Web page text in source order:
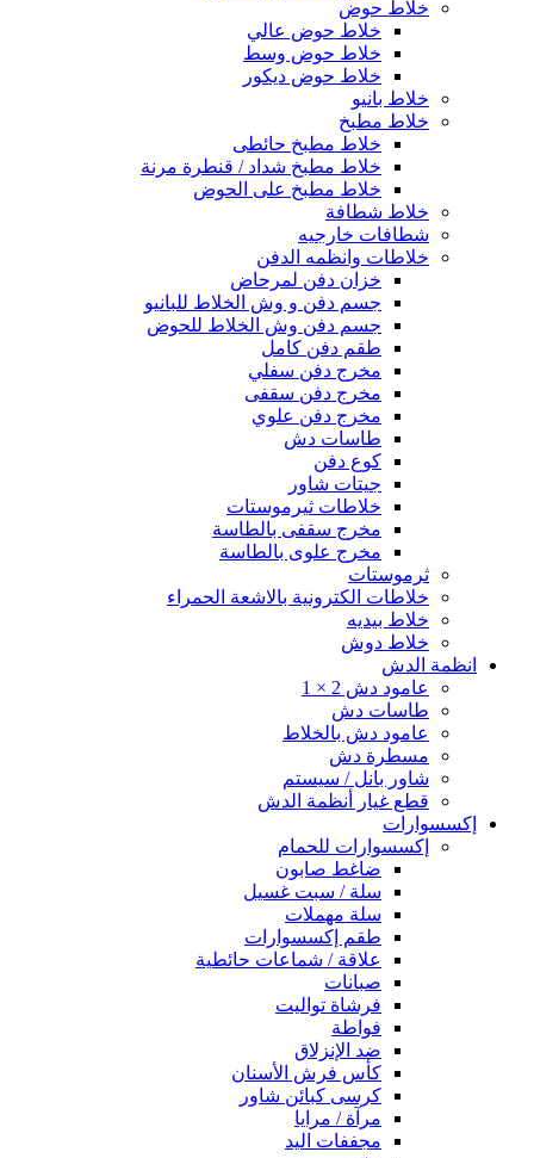
خلاط حوض
خلاط حوض عالي
خلاط حوض وسط
خلاط حوض ديكور
خلاط بانيو
خلاط مطبخ
خلاط مطبخ حائطى
خلاط مطبخ شداد / قنطرة مرنة
خلاط مطبخ على الحوض
خلاط شطافة
شطافات خارجيه
خلاطات وانظمه الدفن
خزان دفن لمرحاض
جسم دفن و وش الخلاط للبانيو
جسم دفن وش الخلاط للحوض
طقم دفن كامل
مخرج دفن سفلي
مخرج دفن سقفى
مخرج دفن علوي
طاسات دش
كوع دفن
جيتات شاور
خلاطات ثيرموستات
مخرج سقفى بالطاسة
مخرج علوى بالطاسة
ثرموستات
خلاطات الكترونية بالاشعة الحمراء
خلاط بيديه
خلاط دوش
انظمة الدش
عامود دش 2 × 1
طاسات دش
عامود دش بالخلاط
مسطرة دش
شاور بانل / سيستم
قطع غيار أنظمة الدش
إكسسوارات
إكسسوارات للحمام
ضاغط صابون
سلة / سبت غسيل
سلة مهملات
طقم إكسسوارات
علاقة / شماعات حائطية
صبانات
فرشاة تواليت
فواطة
ضد الإنزلاق
كأس فرش الأسنان
كرسى كبائن شاور
مرآة / مرايا
مجففات اليد